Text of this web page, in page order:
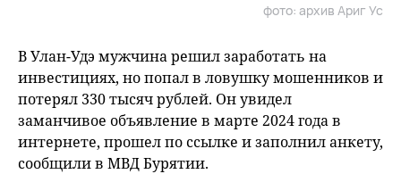
фото: архив Ариг Ус
В Улан-Удэ мужчина решил заработать на
инвестициях, но попал в ловушку мошенников и
потерял 330 тысяч рублей. Он увидел
заманчивое объявление в марте 2024 года в
интернете, прошел по ссылке и заполнил анкету,
сообщили в МВД Бурятии.